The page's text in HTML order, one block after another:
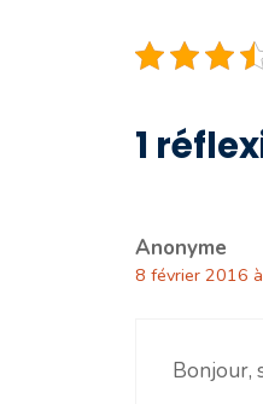
1
Anonyme
8 février 2016
Bonjour,